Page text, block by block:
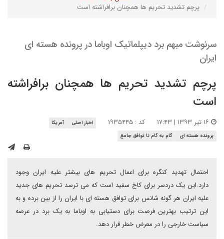
پرچم تشدید تحریم ها همچنان برافراشته است
سرنوشت مبهم برد دیپلماتیک اوباما در پرونده هسته ای
ایران
پرچم تشدید تحریم ها همچنان برافراشته
است
کد : ۱۹۳۵۴۴۵ اخبار اصلی
آمریکا
پرونده هسته ای
گام به گام تا توافق جامع
احتمال تهدید کنگره برای اعمال تحریم های بیشتر علیه ایران وجود
دارد.این یک دردسر برای کاخ سفید است که می ترسد تحریم های جدید
علیه ایران هر گونه شانس برای توافق هسته ای با ایران را از بین برده و به
این ترتیب بهترین فرصت برای دستیابی به اوباما به یک برد در عرصه
سیاست خارجی را در معرض خطر قرار دهد.